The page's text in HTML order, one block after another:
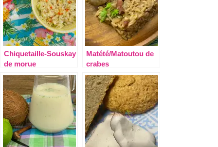
Chiquetaille-Souskay
de morue
Matété/Matoutou de
crabes